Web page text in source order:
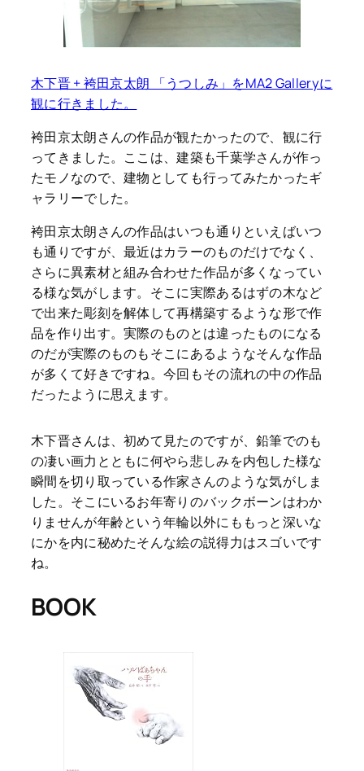
木下晋 + 袴田京太朗 「うつしみ」をMA2 Galleryに
観に行きました。
袴田京太朗さんの作品が観たかったので、観に行
ってきました。ここは、建築も千葉学さんが作っ
たモノなので、建物としても行ってみたかったギ
ャラリーでした。
袴田京太朗さんの作品はいつも通りといえばいつ
も通りですが、最近はカラーのものだけでなく、
さらに異素材と組み合わせた作品が多くなってい
る様な気がします。そこに実際あるはずの木など
で出来た彫刻を解体して再構築するような形で作
品を作り出す。実際のものとは違ったものになる
のだが実際のものもそこにあるようなそんな作品
が多くて好きですね。今回もその流れの中の作品
だったように思えます。
木下晋さんは、初めて見たのですが、鉛筆でのも
の凄い画力とともに何やら悲しみを内包した様な
瞬間を切り取っている作家さんのような気がしま
した。そこにいるお年寄りのバックボーンはわか
りませんが年齢という年輪以外にももっと深いな
にかを内に秘めたそんな絵の説得力はスゴいです
ね。
BOOK